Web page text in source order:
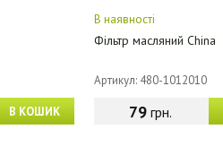
В КОШИК
В наявності
Фільтр масляний China
Артикул: 480-1012010
79грн.